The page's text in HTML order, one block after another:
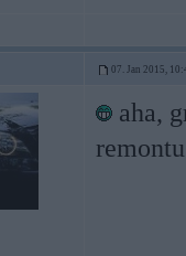
07. Jan 2015,
aha,